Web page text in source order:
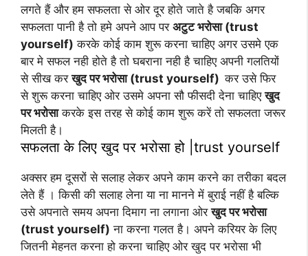
लगते हैं और हम सफलता से ओर दूर होते जाते है जबकि अगर
सफलता पानी है तो हमे अपने आप पर अटुट भरोसा (trust
yourself) करके कोई काम शुरू करना चाहिए अगर उसमे एक
बार मे सफल नही होते है तो घबराना नही है चाहिए अपनी गलतियों
से सीख करखुद पर भरोसा (trust yourself)कर उसे फिर
से शुरू करना चाहिए ओर उसमे अपना सौ फीसदी देना चाहिएखुद
पर भरोसाकरके इस तरह से कोई काम शुरू करें तो सफलता जरूर
मिलती है।
सफलता के लिए खुद पर भरोसा हो |trust yourself
अक्सर हम दूसरों से सलाह लेकर अपने काम करने का तरीका बदल
लेते हैं । किसी की सलाह लेना या ना मानने में बुराई नहीं है बल्कि
उसे अपनाते समय अपना दिमाग ना लगाना ओरखुद पर भरोसा
(trust yourself) ना करना गलत है। अपने करियर के लिए
जितनी मेहनत करना हो करना चाहिए ओर खुद पर भरोसा भी